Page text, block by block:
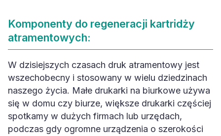
Komponenty do regeneracji kartridży
atramentowych:
W dzisiejszych czasach druk atramentowy jest
wszechobecny i stosowany w wielu dziedzinach
naszego życia. Małe drukarki na biurkowe używa
się w domu czy biurze, większe drukarki częściej
spotkamy w dużych firmach lub urzędach,
podczas gdy ogromne urządzenia o szerokości